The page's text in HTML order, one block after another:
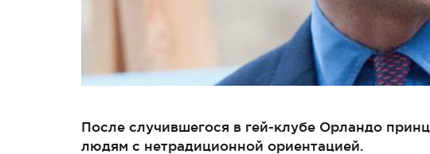
После случившегося в гей-клубе Орландо
людям с нетрадиционной ориентацией.